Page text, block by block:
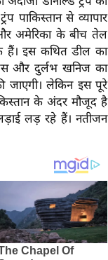
पाकिस्तान से व्यापार
अमेरिका के बीच तेल
हैं। इस कथित डील का
और दुर्लभ खनिज का
जाएगी। लेकिन इस पूरे
के अंदर मौजूद है
लड़ रहे हैं। नतीजन